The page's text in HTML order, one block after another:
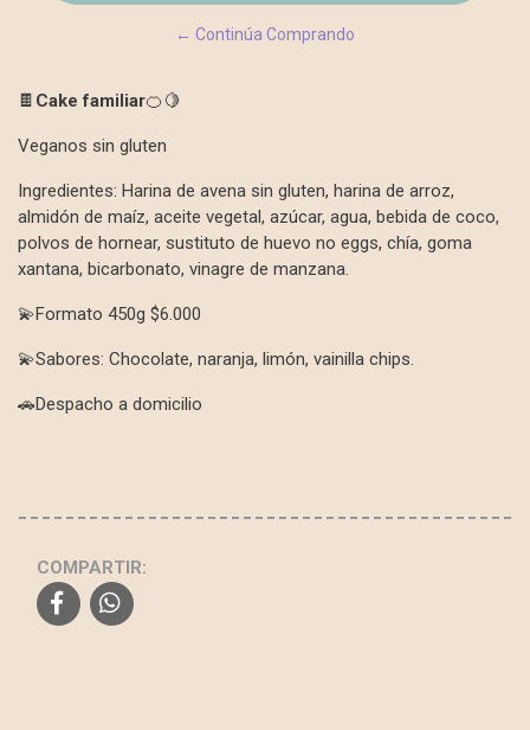
← Continúa Comprando
🍫 Cake familiar🍊🍋
Veganos sin gluten
Ingredientes: Harina de avena sin gluten, harina de arroz,
almidón de maíz, aceite vegetal, azúcar, agua, bebida de coco,
polvos de hornear, sustituto de huevo no eggs, chía, goma
xantana, bicarbonato, vinagre de manzana.
💫Formato 450g $6.000
💫Sabores: Chocolate, naranja, limón, vainilla chips.
🚗Despacho a domicilio
COMPARTIR: